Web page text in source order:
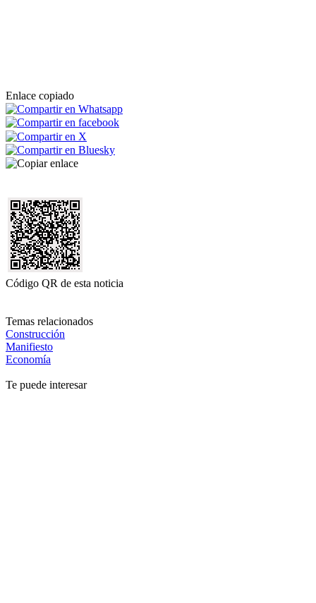
Enlace copiado
Código QR de esta noticia
Temas relacionados
Construcción
Manifiesto
Economía
Te puede interesar